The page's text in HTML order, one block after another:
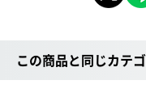
この商品と同じカテ